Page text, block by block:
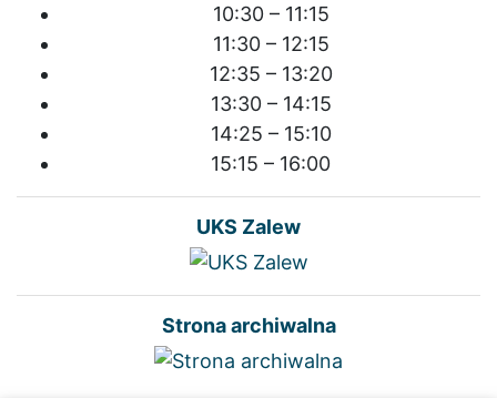
10:30 – 11:15
11:30 – 12:15
12:35 – 13:20
13:30 – 14:15
14:25 – 15:10
15:15 – 16:00
UKS Zalew
Strona archiwalna